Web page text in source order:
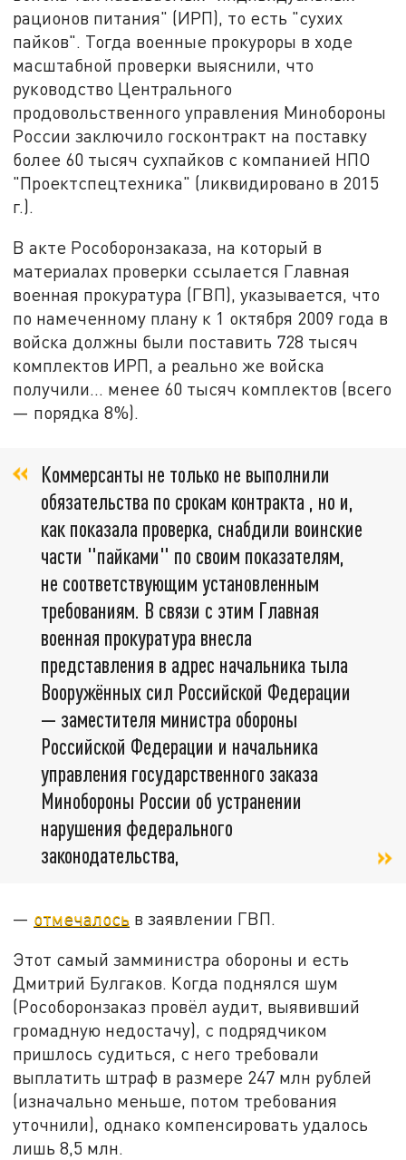
рационов питания" (ИРП), то есть "сухих
пайков". Тогда военные прокуроры в ходе
масштабной проверки выяснили, что
руководство Центрального
продовольственного управления Минобороны
России заключило госконтракт на поставку
более 60 тысяч сухпайков с компанией НПО
"Проектспецтехника" (ликвидировано в 2015
г.).
В акте Рособоронзаказа, на который в
материалах проверки ссылается Главная
военная прокуратура (ГВП), указывается, что
по намеченному плану к 1 октября 2009 года в
войска должны были поставить 728 тысяч
комплектов ИРП, а реально же войска
получили... менее 60 тысяч комплектов (всего
— порядка 8%).
Коммерсанты не только не выполнили
обязательства по срокам контракта , но и,
как показала проверка, снабдили воинские
части "пайками" по своим показателям,
не соответствующим установленным
требованиям. В связи с этим Главная
военная прокуратура внесла
представления в адрес начальника тыла
Вооружённых сил Российской Федерации
— заместителя министра обороны
Российской Федерации и начальника
управления государственного заказа
Минобороны России об устранении
нарушения федерального
законодательства,
— отмечалось в заявлении ГВП.
Этот самый замминистра обороны и есть
Дмитрий Булгаков. Когда поднялся шум
(Рособоронзаказ провёл аудит, выявивший
громадную недостачу), с подрядчиком
пришлось судиться, с него требовали
выплатить штраф в размере 247 млн рублей
(изначально меньше, потом требования
уточнили), однако компенсировать удалось
лишь 8,5 млн.